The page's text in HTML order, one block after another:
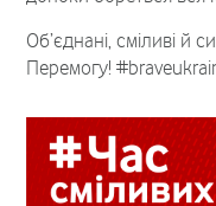
Об’єднані, сміливі й
Перемогу!